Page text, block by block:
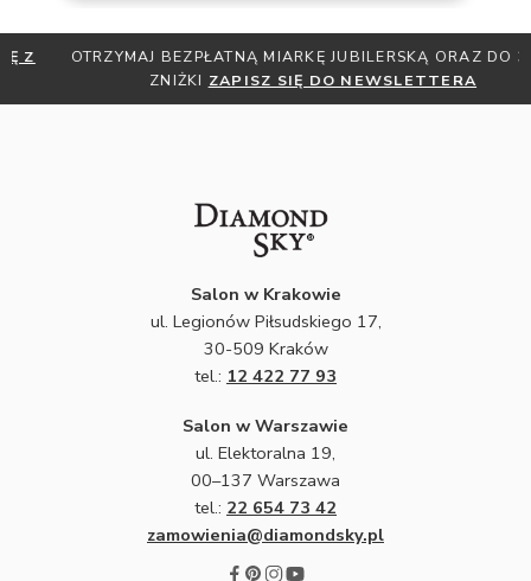
OTRZYMAJ BEZPŁATNĄ MIARKĘ JUBILERSKĄ ORAZ DO 30%
ZNIŻKIZAPISZ SIĘ DO NEWSLETTERA
Salon w Krakowie
ul. Legionów Piłsudskiego 17,
30-509 Kraków
tel.: 12 422 77 93
Salon w Warszawie
ul. Elektoralna 19,
00–137 Warszawa
tel.: 22 654 73 42
zamowienia@diamondsky.pl